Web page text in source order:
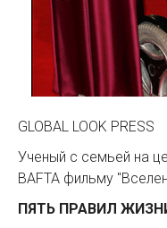
GLOBAL LOOK PRESS
Ученый с семьей на
BAFTA фильму
ПЯТЬ ПРАВИЛ